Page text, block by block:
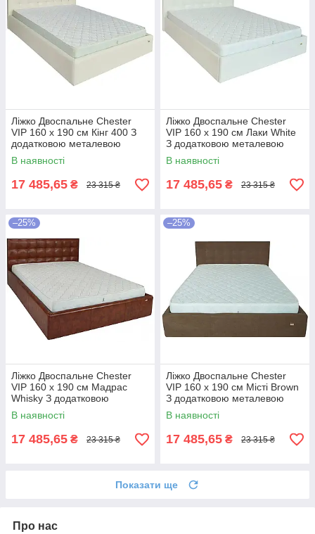
Ліжко Двоспальне Chester
VIP 160 х 190 см Кінг 400 З
додатковою металевою
цільнозварною рамою C1
Білий
В наявності
17 485,65 ₴ 23 315 ₴
Ліжко Двоспальне Chester
VIP 160 х 190 см Лаки White
З додатковою металевою
цільнозварною рамою Білий
В наявності
17 485,65 ₴ 23 315 ₴
–25%
Ліжко Двоспальне Chester
VIP 160 х 190 см Мадрас
Whisky З додатковою
металевою цільнозварною
рамою Коричневий
В наявності
17 485,65 ₴ 23 315 ₴
–25%
Ліжко Двоспальне Chester
VIP 160 х 190 см Місті Brown
З додатковою металевою
цільнозварною рамою
Коричневий
В наявності
17 485,65 ₴ 23 315 ₴
Показати ще
Про нас